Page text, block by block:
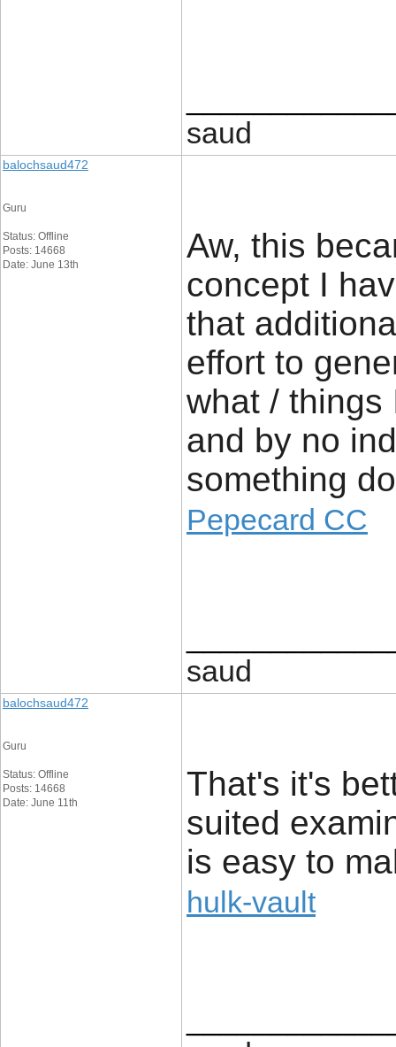
saud
balochsaud472
Guru
Status: Offline
Posts: 14668
Date: June 13th
Aw, this
concept I
that
effort to
what /
and by no
something
Pepecard CC
saud
balochsaud472
Guru
Status: Offline
Posts: 14668
Date: June 11th
That's it's
suited
is easy to
hulk-vault